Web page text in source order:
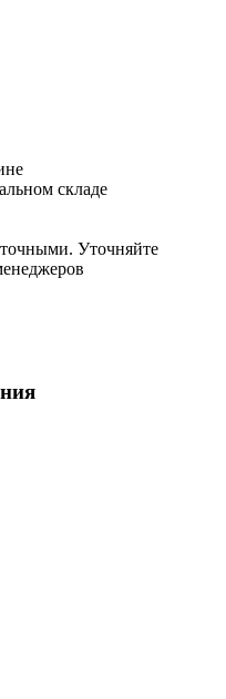
складе
Уточняйте